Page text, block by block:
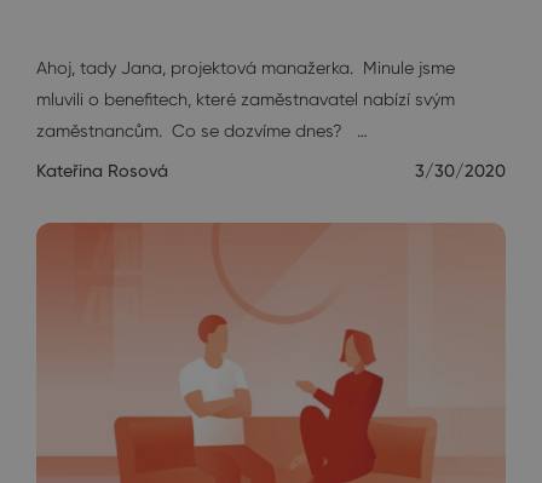
Ahoj, tady Jana, projektová manažerka. Minule jsme
mluvili o benefitech, které zaměstnavatel nabízí svým
zaměstnancům. Co se dozvíme dnes? …
Kateřina Rosová 3/30/2020